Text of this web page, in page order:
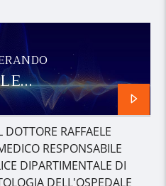
LE
RAFFAELE
RESPONSABILE
DIPARTIMENTALE DI
DELL'OSPEDALE